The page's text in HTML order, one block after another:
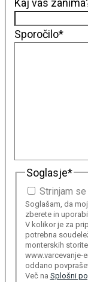
Sporočilo*
Soglasje*
Strinjam
Soglašam, da
zberete in
V kolikor je za
potrebna
monterskih
www.varcevanje-
oddano
Več na Splošni